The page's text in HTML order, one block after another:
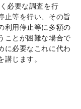
必要な調査を行
止等を行い、その旨
利用停止等に多額の
ことが困難な場合で
に必要なこれに代わ
じます。